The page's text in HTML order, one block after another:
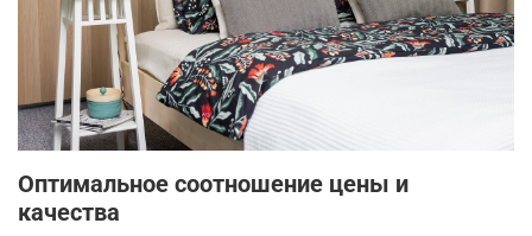
Оптимальное соотношение цены и
качества